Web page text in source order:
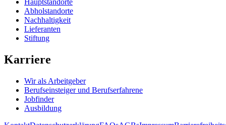
Hauptstandorte
Abholstandorte
Nachhaltigkeit
Lieferanten
Stiftung
Karriere
Wir als Arbeitgeber
Berufseinsteiger und Berufserfahrene
Jobfinder
Ausbildung